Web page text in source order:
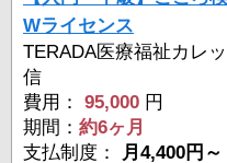
Wライセンス
TERADA医療福祉カレ
信
費用：
95,000 円
期間： 約6ヶ月
支払制度：
月4,400円